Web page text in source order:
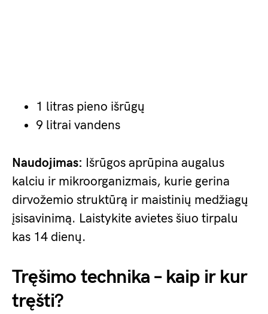
1 litras pieno išrūgų
9 litrai vandens
Naudojimas: Išrūgos aprūpina augalus
kalciu ir mikroorganizmais, kurie gerina
dirvožemio struktūrą ir maistinių medžiagų
įsisavinimą. Laistykite avietes šiuo tirpalu
kas 14 dienų.
Tręšimo technika – kaip ir kur
tręšti?